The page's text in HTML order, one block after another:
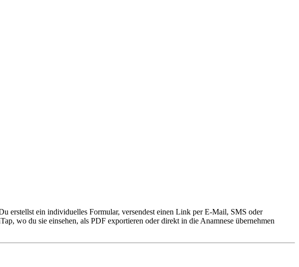
erstellst ein individuelles Formular, versendest einen Link per E-Mail, SMS oder
wo du sie einsehen, als PDF exportieren oder direkt in die Anamnese übernehmen